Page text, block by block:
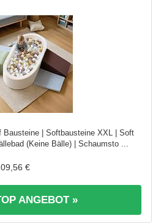
Bausteine | Softbausteine XXL | Soft
(Keine Bälle) | Schaumsto ...
€
ANGEBOT »